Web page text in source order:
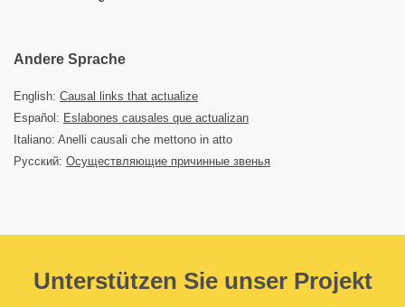
Andere Sprache
English: Causal links that actualize
Español: Eslabones causales que actualizan
Italiano: Anelli causali che mettono in atto
Русский: Осуществляющие причинные звенья
Unterstützen Sie unser Projekt